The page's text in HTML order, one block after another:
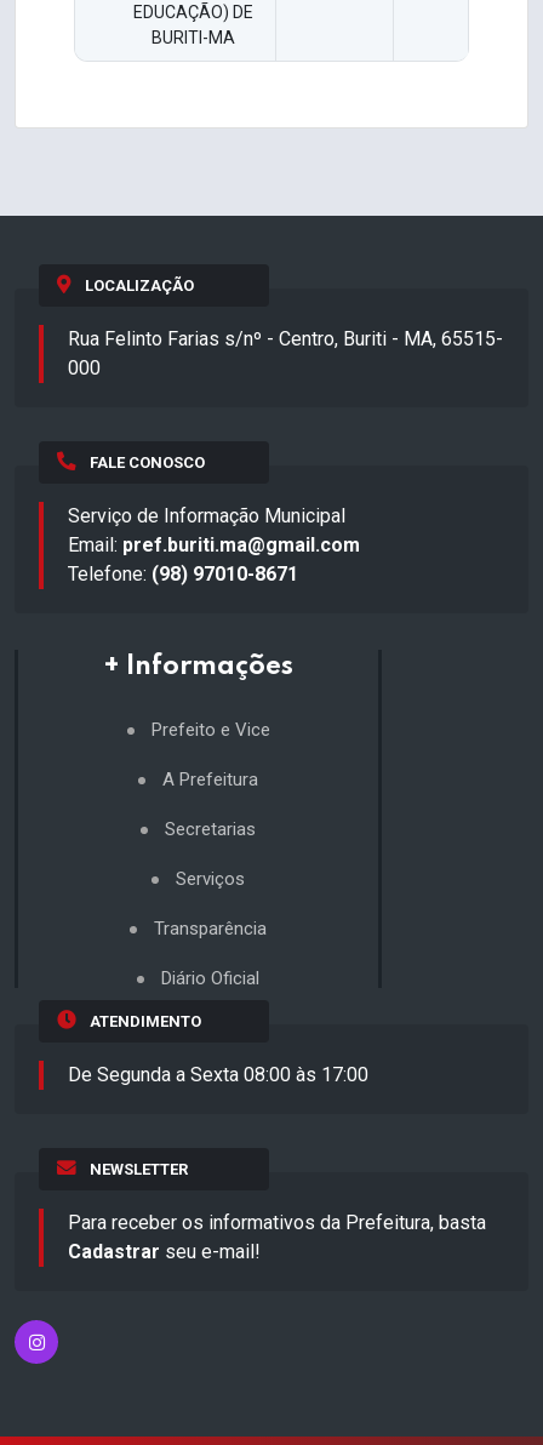
EDUCAÇÃO) DE
BURITI-MA
LOCALIZAÇÃO
Rua Felinto Farias s/nº - Centro, Buriti - MA, 65515-
000
FALE CONOSCO
Serviço de Informação Municipal
Email: pref.buriti.ma@gmail.com
Telefone: (98) 97010-8671
+ Informações
Prefeito e Vice
A Prefeitura
Secretarias
Serviços
Transparência
Diário Oficial
ATENDIMENTO
De Segunda a Sexta 08:00 às 17:00
NEWSLETTER
Para receber os informativos da Prefeitura, basta
Cadastrar seu e-mail!